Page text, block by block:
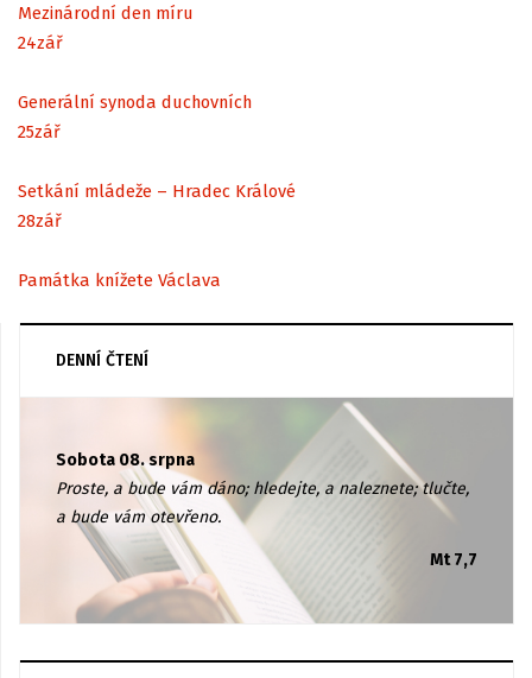
Mezinárodní den míru
24zář
Generální synoda duchovních
25zář
Setkání mládeže – Hradec Králové
28zář
Památka knížete Václava
DENNÍ ČTENÍ
Sobota 08. srpna
Proste, a bude vám dáno; hledejte, a naleznete; tlučte,
a bude vám otevřeno.
Mt 7,7